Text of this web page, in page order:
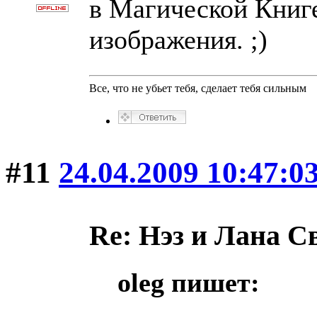
в Магической
изображения. ;)
Все, что не убьет тебя, сделает тебя сильным
#11 24.04.2009
Re: Нэз и Лана
oleg пишет: